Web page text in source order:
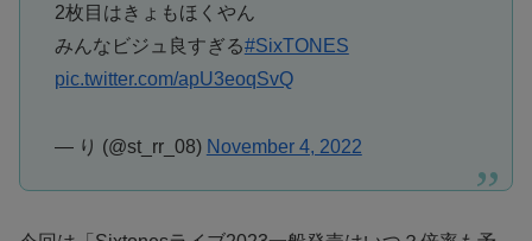
2枚目はきょもほくやん
みんなビジュ良すぎる#SixTONES
pic.twitter.com/apU3eoqSvQ
— り (@st_rr_08) November 4, 2022